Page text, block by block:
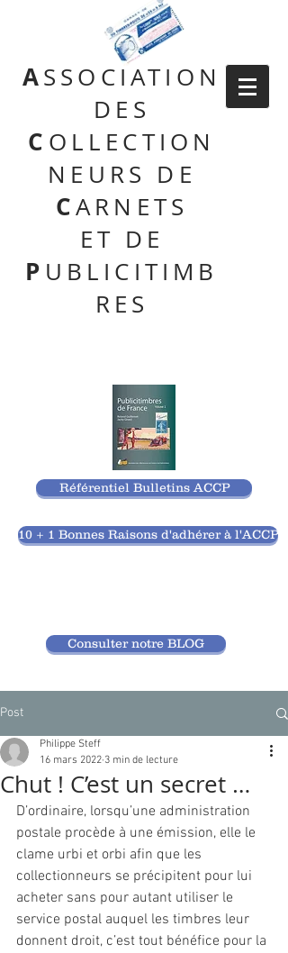
ASSOCIATION
DES
C OLLECTION
NEURS DE
CARNETS
ET DE
P UBLICITIMB
RES
Référentiel Bulletins ACCP
10 + 1 Bonnes Raisons d'adhérer à l'ACCP
Consulter notre BLOG
Post
Chut ! C’est un secret …
Philippe Steff
16 mars 2022 3 min de lecture
D’ordinaire, lorsqu’une administration
postale procède à une émission, elle le
clame urbi et orbi afin que les
collectionneurs se précipitent pour lui
acheter sans pour autant utiliser le
service postal auquel les timbres leur
donnent droit, c’est tout bénéfice pour la